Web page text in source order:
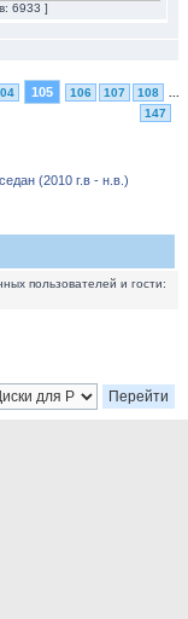
6933 ]
105 106 107 108
147
(2010 г.в - н.в.)
пользователей и гости: